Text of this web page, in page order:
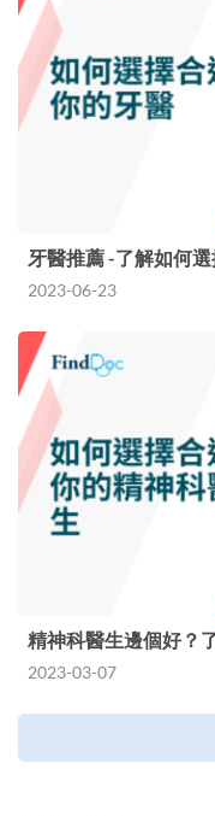
牙醫推薦 -了解如何
2023-06-23
精神科醫生邊個好？
2023-03-07